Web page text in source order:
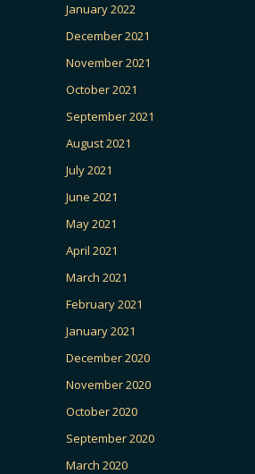
January 2022
December 2021
November 2021
October 2021
September 2021
August 2021
July 2021
June 2021
May 2021
April 2021
March 2021
February 2021
January 2021
December 2020
November 2020
October 2020
September 2020
March 2020